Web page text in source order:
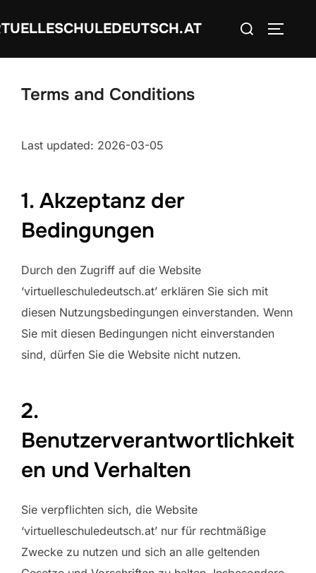
to
Search
Terms and Conditions
Last updated: 2026-03-05
1. Akzeptanz der
Bedingungen
Durch den Zugriff auf die Website
‘virtuelleschuledeutsch.at’ erklären Sie sich mit
diesen Nutzungsbedingungen einverstanden. Wenn
Sie mit diesen Bedingungen nicht einverstanden
sind, dürfen Sie die Website nicht nutzen.
2.
Benutzerverantwortlichkeit
en und Verhalten
Sie verpflichten sich, die Website
‘virtuelleschuledeutsch.at’ nur für rechtmäßige
Zwecke zu nutzen und sich an alle geltenden